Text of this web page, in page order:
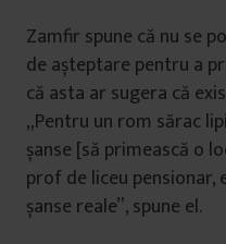
Zamfir spune că nu se
de așteptare pentru a
că asta ar sugera că
„Pentru un rom sărac
șanse [să primească o
prof de liceu
șanse reale”, spune el.